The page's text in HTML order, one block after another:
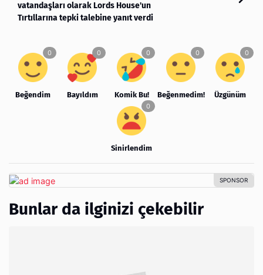
vatandaşları olarak Lords House'un
Tırtıllarına tepki talebine yanıt verdi
Beğendim Bayıldım Komik Bu! Beğenmedim! Üzgünüm
Sinirlendim
Bunlar da ilginizi çekebilir